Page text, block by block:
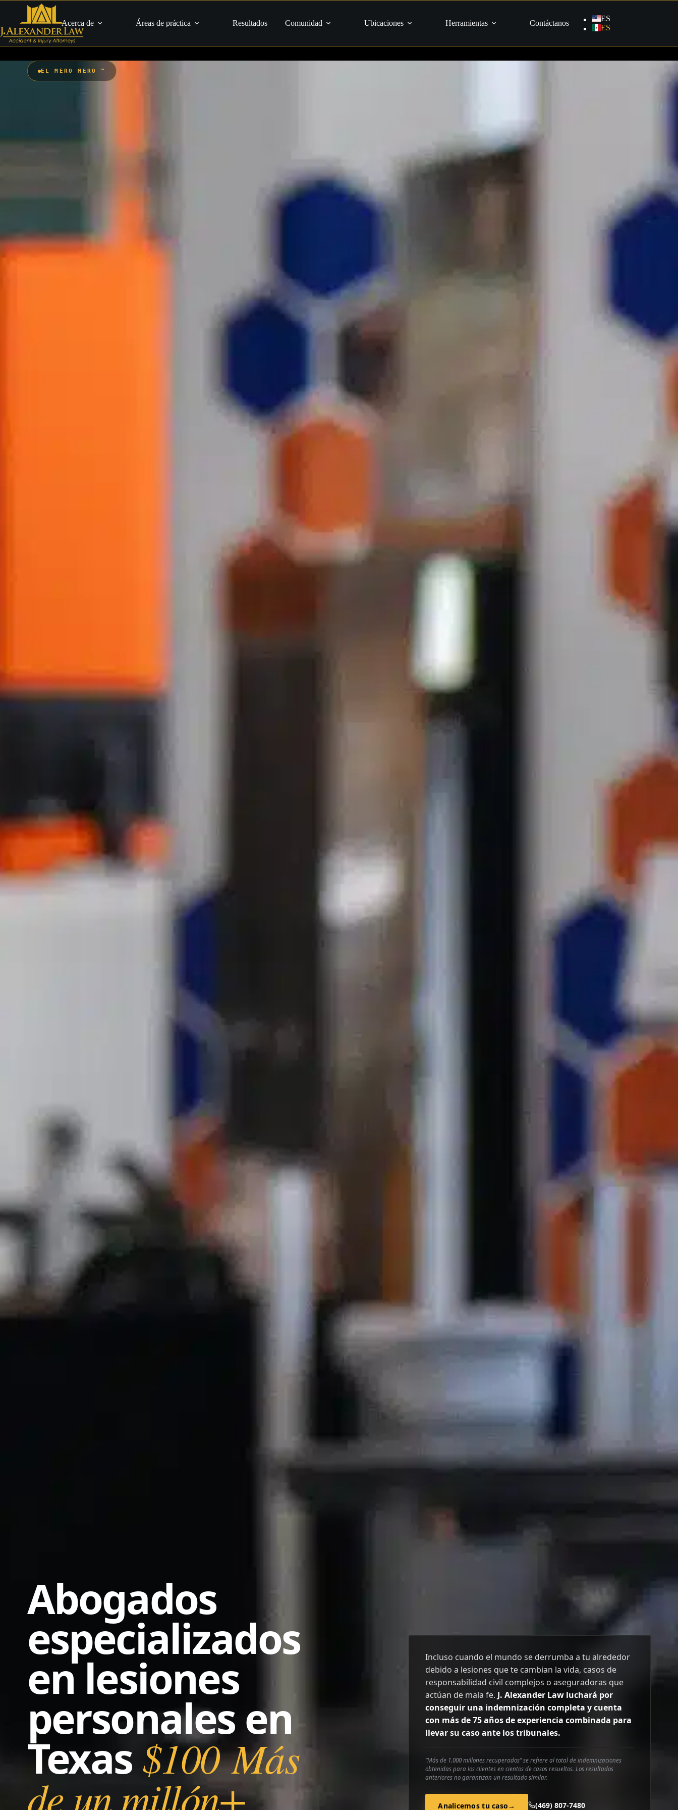
contenido
Acerca de Áreas de práctica Resultados Comunidad Ubicaciones Herramientas Contáctanos
ES
ES
EL MERO MERO ™
Abogados
especializados
en lesiones
personales en
Texas$100Más
de un millón+
Incluso cuando el mundo se derrumba a tu alrededor
debido a lesiones que te cambian la vida, casos de
responsabilidad civil complejos o aseguradoras que
actúan de mala fe. J. Alexander Law luchará por
conseguir una indemnización completa y cuenta
con más de 75 años de experiencia combinada para
llevar su caso ante los tribunales.
“Más de 1.000 millones recuperados” se refiere al total de indemnizaciones
obtenidas para los clientes en cientos de casos resueltos. Los resultados
anteriores no garantizan un resultado similar.
Analicemos tu caso→ (469) 807-7480